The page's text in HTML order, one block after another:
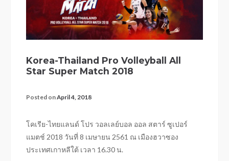
Korea-Thailand Pro Volleyball All
Star Super Match 2018
Posted onApril 4, 2018
โคเรีย-ไทยแลนด์ โปร วอลเลย์บอล ออล สตาร์ ซูเปอร์
แมตช์ 2018 วันที่ 8 เมษายน 2561 ณ เมืองฮวาซอง
ประเทศเกาหลีใต้ เวลา 16.30 น.